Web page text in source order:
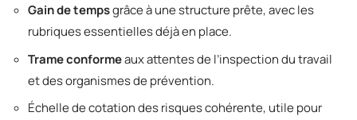
Gain de tempsgrâce à une structure prête, avec les
rubriques essentielles déjà en place.
Trame conformeaux attentes de l’inspection du travail
et des organismes de prévention.
Échelle de cotation des risques cohérente, utile pour